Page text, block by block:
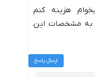
میخوام هزینه کنم
به مشخصات این
ارسال پاسخ